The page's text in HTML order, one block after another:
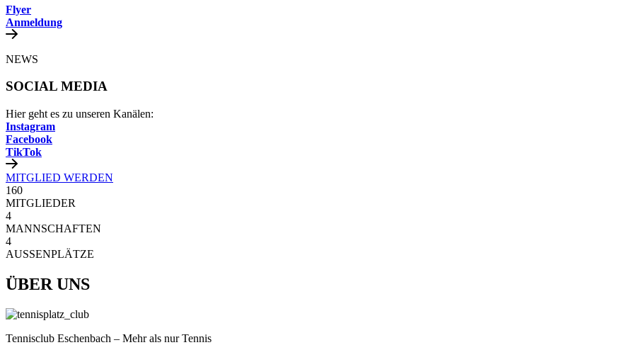
Flyer
Anmeldung
NEWS
SOCIAL MEDIA
Hier geht es zu unseren Kanälen:
Instagram
Facebook
TikTok
MITGLIED WERDEN
160
MITGLIEDER
4
MANNSCHAFTEN
4
AUSSENPLÄTZE
ÜBER UNS
Tennisclub Eschenbach – Mehr als nur Tennis